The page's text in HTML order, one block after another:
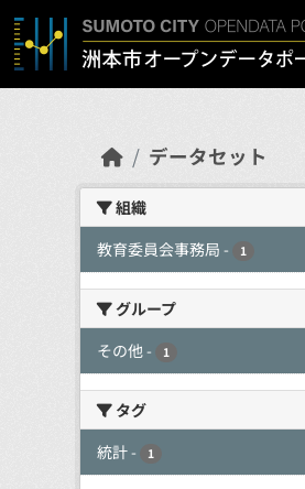
Skip to main content
データセット
組織
教育委員会事務局 - 1
グループ
その他- 1
タグ
統計- 1